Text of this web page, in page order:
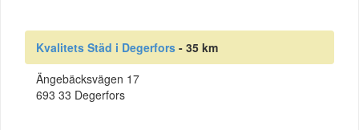
Kvalitets Städ i Degerfors - 35 km
Ängebäcksvägen 17
693 33 Degerfors